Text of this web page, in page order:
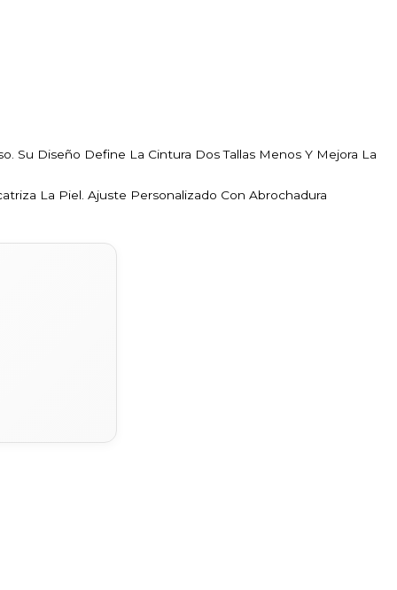
Su Diseño Define La Cintura Dos Tallas Menos Y Mejora La
La Piel. Ajuste Personalizado Con Abrochadura